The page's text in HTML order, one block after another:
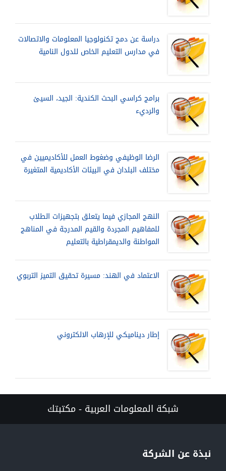
دراسة عن دمج تكنولوجيا المعلومات والاتصالات
في مدارس التعليم الخاص للدول النامية
برامج كراسي البحث الكندية: الجيد، السيئ
والرديء
الرضا الوظيفي وضغوط العمل للأكاديميين في
مختلف البلدان في البيئات الأكاديمية المتغيرة
النهج المجازي فيما يتعلق بتجهيزات الطلاب
للمفاهيم المجردة والقيم المدرجة في المناهج
المواطنة والديمقراطية بالتعليم
الاعتماد في الهند: مسيرة تحقيق التميز التربوي
إطار ديناميكي للإرهاب الالكتروني
شبكة المعلومات العربية - مكتبتك
نبذة عن الشركة